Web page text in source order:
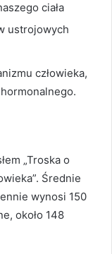
ciała
ustrojowych
człowieka,
„Troska o
Średnie
wynosi 150
około 148